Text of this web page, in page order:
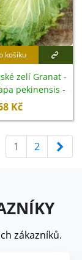
košíku
zelí Granat -
pekinensis -
- 100 ks
Kč
1 2
zákazníků.